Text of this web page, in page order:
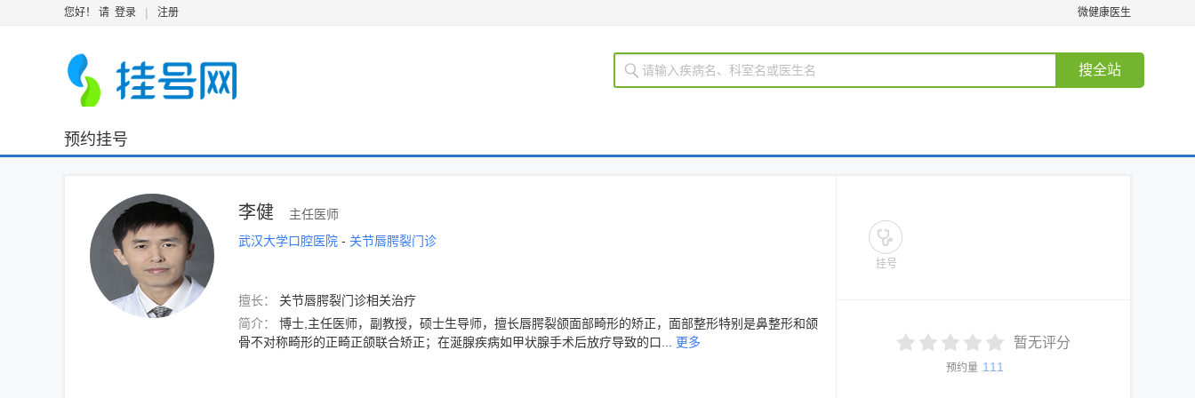
您好！ 请 登录 | 注册 微健康医生
搜全站
预约挂号
李健
主任医师
武汉大学口腔医院 - 关节唇腭裂门诊
擅长：
关节唇腭裂门诊相关治疗
简介：
博士,主任医师，副教授，硕士生导师，擅长唇腭裂颌面部畸形的矫正，面部整形特别是鼻整形和颌
骨不对称畸形的正畸正颌联合矫正；在涎腺疾病如甲状腺手术后放疗导致的口...
更多
挂号
暂无评分
预约量 111